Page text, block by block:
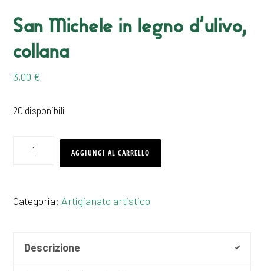
San Michele in legno d’ulivo,
collana
3,00 €
20 disponibili
legno
collana
AGGIUNGI AL CARRELLO
Categoria: Artigianato artistico
Descrizione